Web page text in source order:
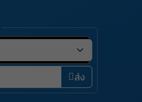
ส่ง